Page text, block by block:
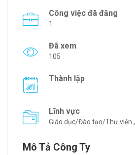
Công việc đã đăng
1
Đã xem
105
Thành lập
Lĩnh vực
Giáo dục/Đào tạo/Thư viện ,
Mô Tả Công Ty